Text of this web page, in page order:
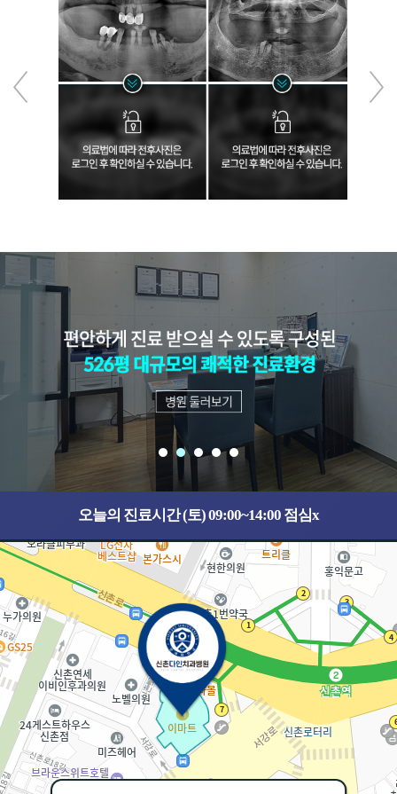
오늘의 진료시간 (토) 09:00~14:00 점심x